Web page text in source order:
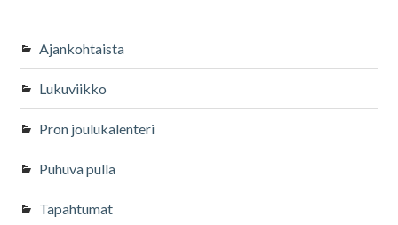
Ajankohtaista
Lukuviikko
Pron joulukalenteri
Puhuva pulla
Tapahtumat